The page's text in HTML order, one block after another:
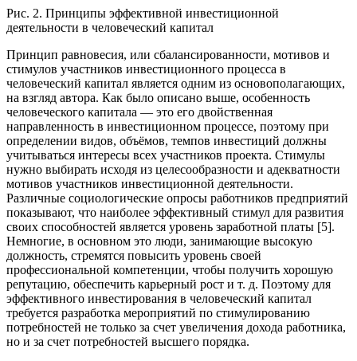
Рис. 2. Принципы эффективной инвестиционной
деятельности в человеческий капитал
Принцип равновесия, или сбалансированности, мотивов и
стимулов участников инвестиционного процесса в
человеческий капитал является одним из основополагающих,
на взгляд автора. Как было описано выше, особенность
человеческого капитала — это его двойственная
направленность в инвестиционном процессе, поэтому при
определении видов, объёмов, темпов инвестиций должны
учитываться интересы всех участников проекта. Стимулы
нужно выбирать исходя из целесообразности и адекватности
мотивов участников инвестиционной деятельности.
Различные социологические опросы работников предприятий
показывают, что наиболее эффективный стимул для развития
своих способностей является уровень заработной платы [5].
Немногие, в основном это люди, занимающие высокую
должность, стремятся повысить уровень своей
профессиональной компетенции, чтобы получить хорошую
репутацию, обеспечить карьерный рост и т. д. Поэтому для
эффективного инвестирования в человеческий капитал
требуется разработка мероприятий по стимулированию
потребностей не только за счет увеличения дохода работника,
но и за счет потребностей высшего порядка.